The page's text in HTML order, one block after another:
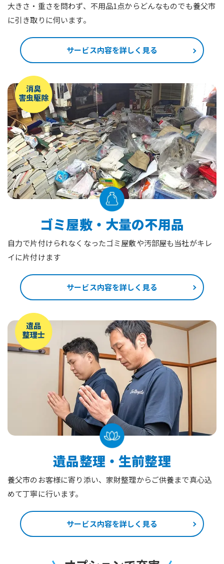
大きさ・重さを問わず、不用品1点からどんなものでも養父市
に引き取りに伺います。
サービス内容を詳しく見る
ゴミ屋敷・大量の不用品
自力で片付けられなくなったゴミ屋敷や汚部屋も当社がキレ
イに片付けます
サービス内容を詳しく見る
遺品整理・生前整理
養父市のお客様に寄り添い、家財整理からご供養まで真心込
めて丁寧に行います。
サービス内容を詳しく見る